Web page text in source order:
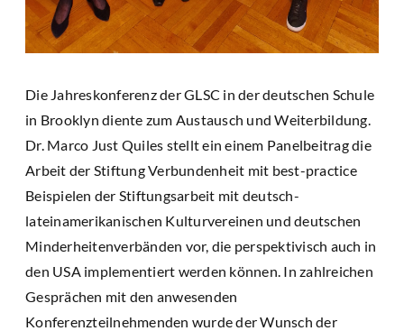
Die Jahreskonferenz der GLSC in der deutschen Schule
in Brooklyn diente zum Austausch und Weiterbildung.
Dr. Marco Just Quiles stellt ein einem Panelbeitrag die
Arbeit der Stiftung Verbundenheit mit best-practice
Beispielen der Stiftungsarbeit mit deutsch-
lateinamerikanischen Kulturvereinen und deutschen
Minderheitenverbänden vor, die perspektivisch auch in
den USA implementiert werden können. In zahlreichen
Gesprächen mit den anwesenden
Konferenzteilnehmenden wurde der Wunsch der